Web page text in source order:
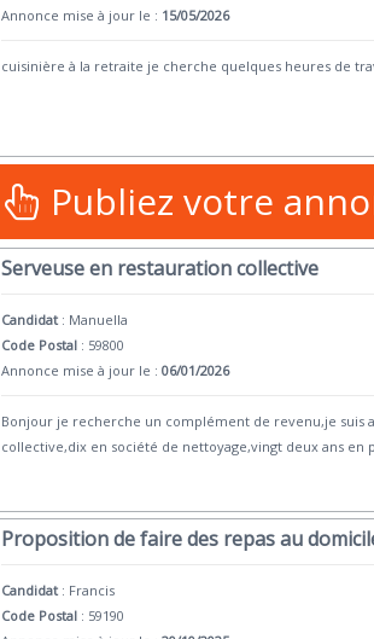
Annonce mise à jour le : 15/05/2026
cuisinière à la retraite je cherche quelques heures de
Publiez votre
Serveuse en restauration collective
Candidat : Manuella
Code Postal : 59800
Annonce mise à jour le :06/01/2026
Bonjour je recherche un complément de revenu,je suis
collective,dix en société de nettoyage,vingt deux ans en
Proposition de faire des repas au
Candidat : Francis
Code Postal : 59190